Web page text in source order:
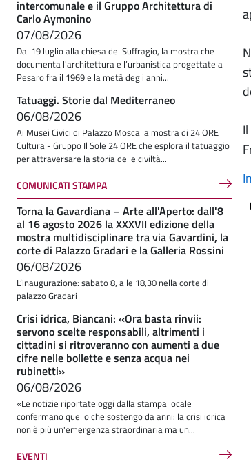
intercomunale e il Gruppo Architettura di
Carlo Aymonino
07/08/2026
Dal 19 luglio alla chiesa del Suffragio, la mostra che
documenta l'architettura e l’urbanistica progettate a
Pesaro fra il 1969 e la metà degli anni...
Tatuaggi. Storie dal Mediterraneo
06/08/2026
Ai Musei Civici di Palazzo Mosca la mostra di 24 ORE
Cultura - Gruppo Il Sole 24 ORE che esplora il tatuaggio
per attraversare la storia delle civiltà...
COMUNICATI STAMPA
Torna la Gavardiana – Arte all'Aperto: dall'8
al 16 agosto 2026 la XXXVII edizione della
mostra multidisciplinare tra via Gavardini, la
corte di Palazzo Gradari e la Galleria Rossini
06/08/2026
L’inaugurazione: sabato 8, alle 18,30 nella corte di
palazzo Gradari
Crisi idrica, Biancani: «Ora basta rinvii:
servono scelte responsabili, altrimenti i
cittadini si ritroveranno con aumenti a due
cifre nelle bollette e senza acqua nei
rubinetti»
06/08/2026
«Le notizie riportate oggi dalla stampa locale
confermano quello che sostengo da anni: la crisi idrica
non è più un'emergenza straordinaria ma un...
EVENTI